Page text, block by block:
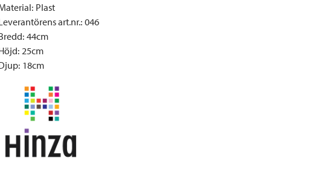
Soffor och soffgrupper
Stolar
Utekök
: Plast
art.nr.: 046
: 44cm
: 25cm
: 18cm